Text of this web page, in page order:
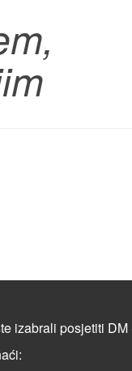
izabrali posjetiti DM